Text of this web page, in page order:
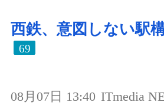
西鉄、意図しない駅
69
08月07日 13:40 ITmedia